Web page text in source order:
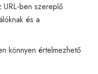
URL-ben szereplő
és a
könnyen értelmezhető